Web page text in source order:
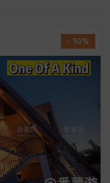
- 10%